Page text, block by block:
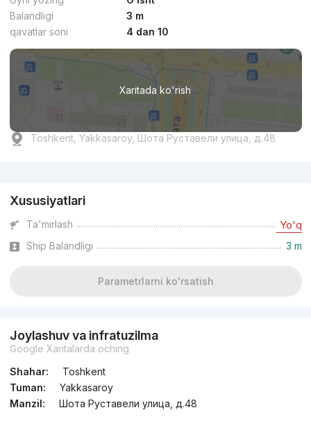
Balandligi
3 m
qavatlar soni
4 dan 10
Xaritada ko'rish
Toshkent, Yakkasaroy, Шота Руставели улица, д.48
Xususiyatlari
Ta'mirlash Yo'q
Ship Balandligi 3 m
Parametrlarni ko'rsatish
Joylashuv va infratuzilma
Google Xaritalarda oching
Shahar:
Toshkent
Tuman:
Yakkasaroy
Manzil:
Шота Руставели улица, д.48